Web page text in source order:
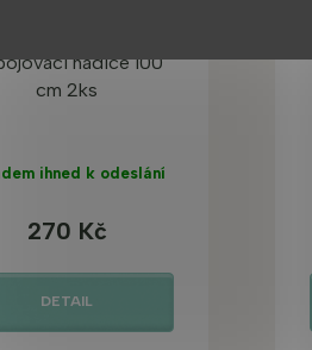
hadice 100
cm 2ks
ihned k odeslání
270 Kč
DETAIL